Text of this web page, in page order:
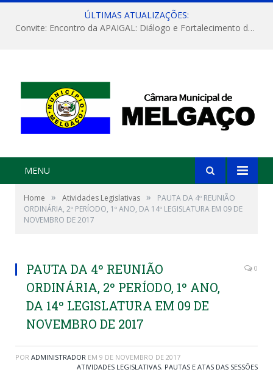
ÚLTIMAS ATUALIZAÇÕES:
Convite: Encontro da APAIGAL: Diálogo e Fortalecimento da Agricultura Familiar
MENU
Home » Atividades Legislativas »
PAUTA DA 4º REUNIÃO
ORDINÁRIA, 2º PERÍODO, 1º ANO, DA 14º LEGISLATURA EM 09 DE
NOVEMBRO DE 2017
PAUTA DA 4º REUNIÃO
ORDINÁRIA, 2º PERÍODO, 1º ANO,
DA 14º LEGISLATURA EM 09 DE
NOVEMBRO DE 2017
0
POR ADMINISTRADOR EM 9 DE NOVEMBRO DE 2017
ATIVIDADES LEGISLATIVAS, PAUTAS E ATAS DAS SESSÕES